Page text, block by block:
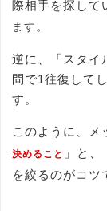
際相手を探して
ます 。
逆に、「スタイ
問で1往復して
す。
このように、メ
決めること 」と、
を絞るのがコツ